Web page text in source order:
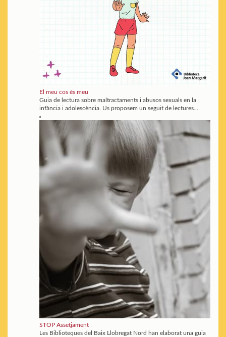
El meu cos és meu
Guia de lectura sobre maltractaments i abusos sexuals en la
infància i adolescència. Us proposem un seguit de lectures...
STOP Assetjament
Les Biblioteques del Baix Llobregat Nord han elaborat una guia